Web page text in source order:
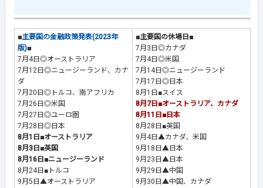
■主要国の金融政策発表(2023年
版)■
7月4日◎オーストラリア
7月12日◎ニュージーランド、カナ
ダ
7月20日◎トルコ、南アフリカ
7月26日◎米国
7月27日◎ユーロ圏
7月28日◎日本
8月1日■オーストラリア
8月3日■英国
8月16日■ニュージーランド
8月24日■トルコ
9月5日▲オーストラリア
■主要国の休場日■
7月3日◎カナダ
7月4日◎米国
7月14日◎ニュージーランド
7月17日◎日本
8月1日■スイス
8月7日■オーストラリア、カナダ
8月11日■日本
8月28日■英国
9月4日▲カナダ、米国
9月18日▲日本
9月23日▲日本
9月29日▲中国
9月30日▲中国、カナダ